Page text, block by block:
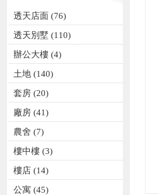
透天店面 (76)
透天別墅 (110)
辦公大樓 (4)
土地 (140)
套房 (20)
廠房 (41)
農舍 (7)
樓中樓 (3)
樓店 (14)
公寓 (45)